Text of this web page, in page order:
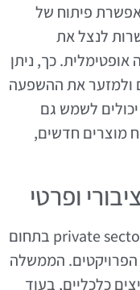
פיתוח של
לנצל את
כך, ניתן
ולמזער את ההשפעה
לשמש גם
מוצרים חדשים,
ופרטי
שיתוף פעולה בין המגזר הציבורי ל-private sector בתחום
הפרויקטים. הממשלה
כלכליים, בעוד